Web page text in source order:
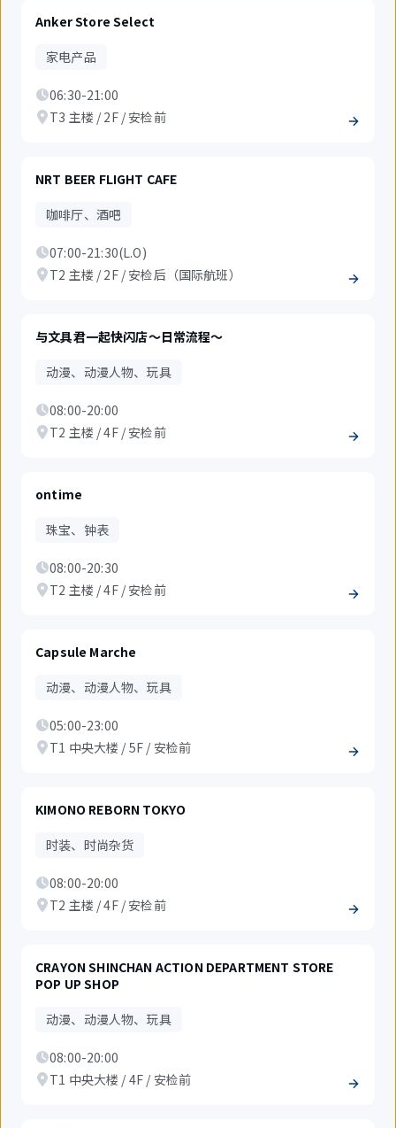
Anker Store Select
家电产品
06:30-21:00
T3 主楼 / 2F / 安检前
NRT BEER FLIGHT CAFE
咖啡厅、酒吧
07:00-21:30(L.O)
T2 主楼 / 2F / 安检后（国际航班）
与文具君一起快闪店～日常流程～
动漫、动漫人物、玩具
08:00-20:00
T2 主楼 / 4F / 安检前
ontime
珠宝、钟表
08:00-20:30
T2 主楼 / 4F / 安检前
Capsule Marche
动漫、动漫人物、玩具
05:00-23:00
T1 中央大楼 / 5F / 安检前
KIMONO REBORN TOKYO
时装、时尚杂货
08:00-20:00
T2 主楼 / 4F / 安检前
CRAYON SHINCHAN ACTION DEPARTMENT STORE
POP UP SHOP
动漫、动漫人物、玩具
08:00-20:00
T1 中央大楼 / 4F / 安检前